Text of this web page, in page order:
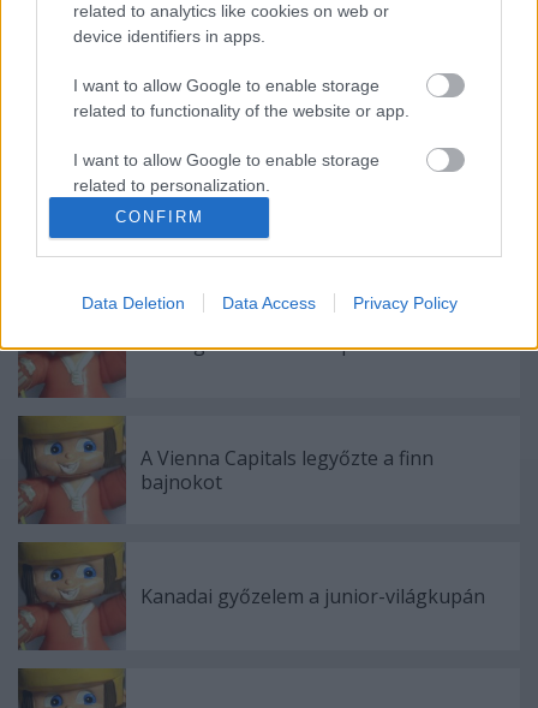
related to analytics like cookies on web or
device identifiers in apps.
I want to allow Google to enable storage
related to functionality of the website or app.
I want to allow Google to enable storage
related to personalization.
I want to allow Google to enable storage
related to security, including authentication
user protection.
CONFIRM
Data Deletion Data Access Privacy Policy
Ajánlott bejegyzések:
Hétvégén Csíki Sör-kupa
A Vienna Capitals legyőzte a finn
bajnokot
Kanadai győzelem a junior-világkupán